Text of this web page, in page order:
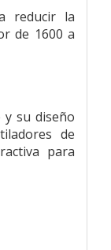
reducir la
de 1600 a
y su diseño
de
para